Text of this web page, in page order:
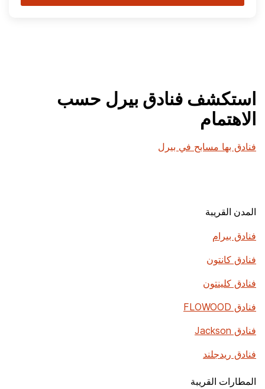
استكشف فنادق بيرل حسب
الاهتمام
فنادق بها مسابح في بيرل
المدن القريبة
فنادق بيرام
فنادق كانتون
فنادق كلينتون
فنادق FLOWOOD
فنادق Jackson
فنادق ريدجلند
المطارات القريبة